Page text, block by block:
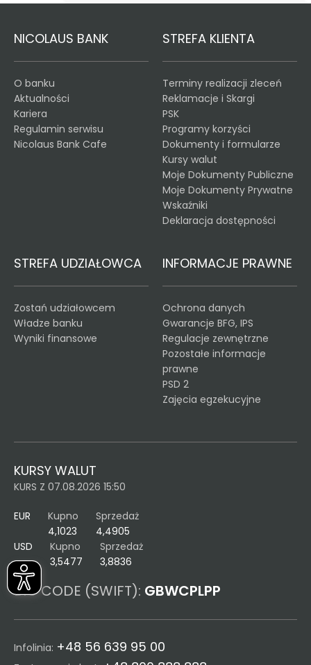
NICOLAUS BANK
O banku
Aktualności
Kariera
Regulamin serwisu
Nicolaus Bank Cafe
STREFA KLIENTA
Terminy realizacji zleceń
Reklamacje i Skargi
PSK
Programy korzyści
Dokumenty i formularze
Kursy walut
Moje Dokumenty Publiczne
Moje Dokumenty Prywatne
Wskaźniki
Deklaracja dostępności
STREFA UDZIAŁOWCA
Zostań udziałowcem
Władze banku
Wyniki finansowe
INFORMACJE PRAWNE
Ochrona danych
Gwarancje BFG, IPS
Regulacje zewnętrzne
Pozostałe informacje
prawne
PSD 2
Zajęcia egzekucyjne
KURSY WALUT
KURS Z 07.08.2026 15:50
EUR
Kupno
4,1023
Sprzedaż
4,4905
USD
Kupno
3,5477
Sprzedaż
3,8836
BIC CODE (SWIFT): GBWCPLPP
Infolinia: +48 56 639 95 00